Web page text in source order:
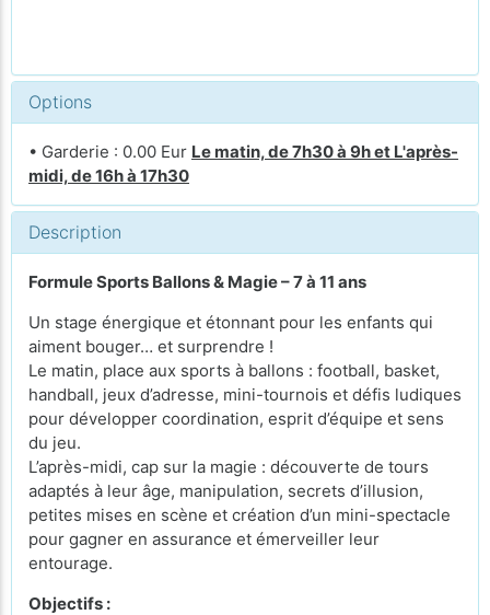
Options
• Garderie : 0.00 Eur Le matin, de 7h30 à 9h et L'après-
midi, de 16h à 17h30
Description
Formule Sports Ballons & Magie – 7 à 11 ans
Un stage énergique et étonnant pour les enfants qui
aiment bouger… et surprendre !
Le matin, place aux sports à ballons : football, basket,
handball, jeux d’adresse, mini-tournois et défis ludiques
pour développer coordination, esprit d’équipe et sens
du jeu.
L’après-midi, cap sur la magie : découverte de tours
adaptés à leur âge, manipulation, secrets d’illusion,
petites mises en scène et création d’un mini-spectacle
pour gagner en assurance et émerveiller leur
entourage.
Objectifs :